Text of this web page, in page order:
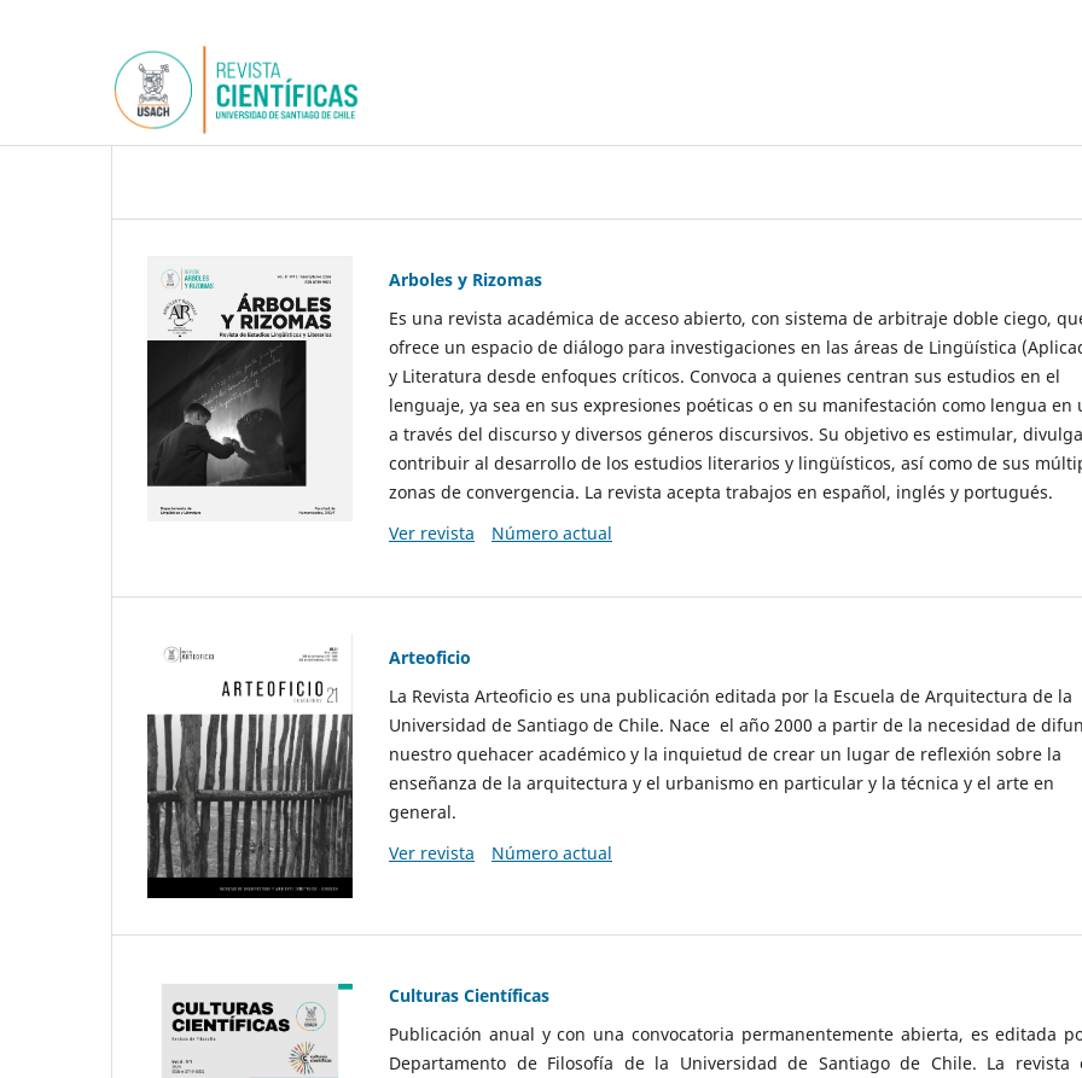
Arboles y Rizomas
Es una revista académica de acceso abierto, con sistema de arbitraje doble ciego,
ofrece un espacio de diálogo para investigaciones en las áreas de Lingüística
y Literatura desde enfoques críticos. Convoca a quienes centran sus estudios en el
lenguaje, ya sea en sus expresiones poéticas o en su manifestación como lengua en
a través del discurso y diversos géneros discursivos. Su objetivo es estimular,
contribuir al desarrollo de los estudios literarios y lingüísticos, así como de sus
zonas de convergencia. La revista acepta trabajos en español, inglés y portugués.
Ver revista
Número actual
Arteoficio
La Revista Arteoficio es una publicación editada por la Escuela de Arquitectura de la
Universidad de Santiago de Chile. Nace el año 2000 a partir de la necesidad de
nuestro quehacer académico y la inquietud de crear un lugar de reflexión sobre la
enseñanza de la arquitectura y el urbanismo en particular y la técnica y el arte en
general.
Ver revista
Número actual
Culturas Científicas
Publicación anual y con una convocatoria permanentemente abierta, es editada
Departamento de Filosofía de la Universidad de Santiago de Chile. La revista